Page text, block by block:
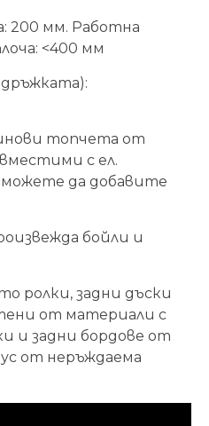
200 мм. Работна
<400 мм
топчета от
с ел.
да добавите
бойли и
ролки, задни дъски
от материали с
и задни бордове от
от неръждаема